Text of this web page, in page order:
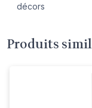
décors
Produits